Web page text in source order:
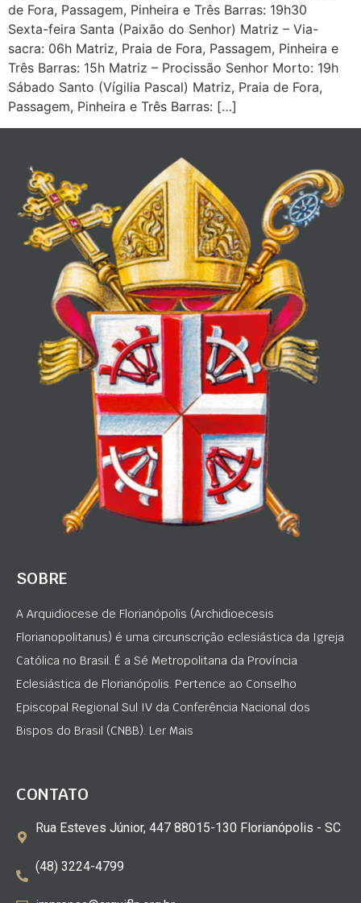
de Fora, Passagem, Pinheira e Três Barras: 19h30
Sexta-feira Santa (Paixão do Senhor) Matriz – Via-
sacra: 06h Matriz, Praia de Fora, Passagem, Pinheira e
Três Barras: 15h Matriz – Procissão Senhor Morto: 19h
Sábado Santo (Vígilia Pascal) Matriz, Praia de Fora,
Passagem, Pinheira e Três Barras: […]
SOBRE
A Arquidiocese de Florianópolis (Archidioecesis
Florianopolitanus) é uma circunscrição eclesiástica da Igreja
Católica no Brasil. É a Sé Metropolitana da Província
Eclesiástica de Florianópolis. Pertence ao Conselho
Episcopal Regional Sul IV da Conferência Nacional dos
Bispos do Brasil (CNBB). Ler Mais
CONTATO
Rua Esteves Júnior, 447 88015-130 Florianópolis - SC
(48) 3224-4799